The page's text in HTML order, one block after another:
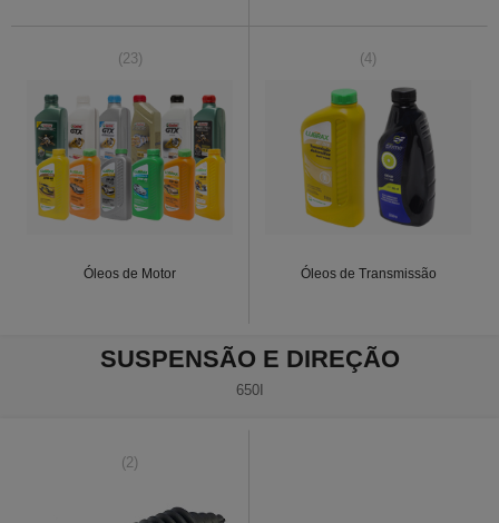
(23)
Óleos de Motor
(4)
Óleos de Transmissão
SUSPENSÃO E DIREÇÃO
650I
(2)